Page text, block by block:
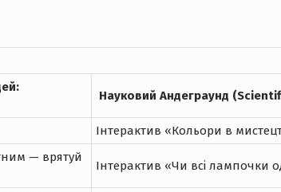
Науковий Андеграунд
Інтерактив «Кольори в
— врятуй
Інтерактив «Чи всі лампочки